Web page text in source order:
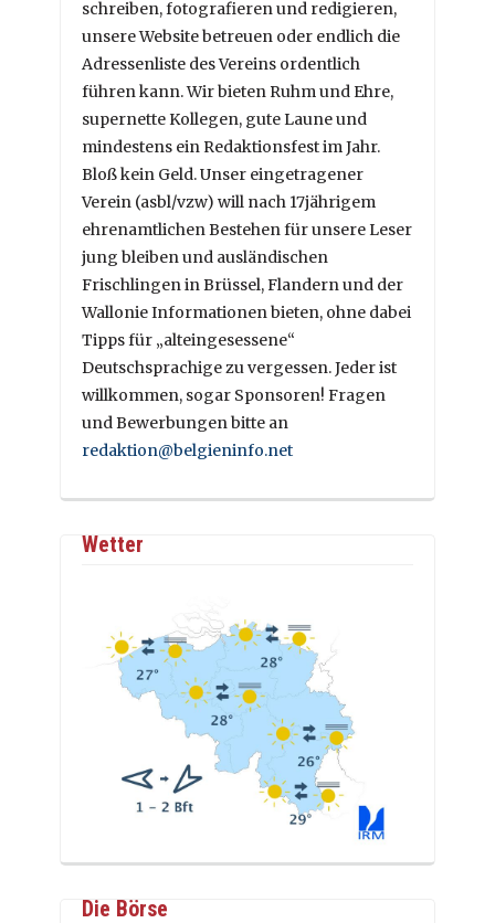
schreiben, fotografieren und redigieren,
unsere Website betreuen oder endlich die
Adressenliste des Vereins ordentlich
führen kann. Wir bieten Ruhm und Ehre,
supernette Kollegen, gute Laune und
mindestens ein Redaktionsfest im Jahr.
Bloß kein Geld. Unser eingetragener
Verein (asbl/vzw) will nach 17jährigem
ehrenamtlichen Bestehen für unsere Leser
jung bleiben und ausländischen
Frischlingen in Brüssel, Flandern und der
Wallonie Informationen bieten, ohne dabei
Tipps für „alteingesessene“
Deutschsprachige zu vergessen. Jeder ist
willkommen, sogar Sponsoren! Fragen
und Bewerbungen bitte an
redaktion@belgieninfo.net
Wetter
Die Börse